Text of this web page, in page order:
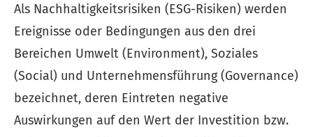
Als Nachhaltigkeitsrisiken (ESG-Risiken) werden
Ereignisse oder Bedingungen aus den drei
Bereichen Umwelt (Environment), Soziales
(Social) und Unternehmensführung (Governance)
bezeichnet, deren Eintreten negative
Auswirkungen auf den Wert der Investition bzw.